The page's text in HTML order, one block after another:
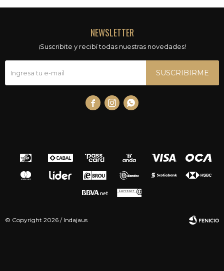
NEWSLETTER
¡Suscribite y recibí todas nuestras novedades!
SUSCRIBIRME
  
© Copyright 2026 / Indajaus